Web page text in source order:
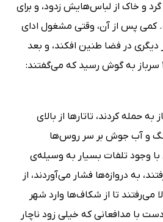
و خاک از لباس‌هایش زدود، و براى
کمى پس از آن، وقتى مشغول اداى
دیگرى در فضا طنین افکند، و بعد
صدایى مانند فریاد 100000 سرباز به گوش رسید که مى‌گفتند:
حمله کردند، تاتارها از بالاى
و آب جوش بر سر روس‌ها
وجود تلفات بسیار به وسیله‌ى
به دروازه‌ها فشار مى‌آوردند، از
مى‌رفتند تا از شکاف‌ها وارد شهر
با مدافعانى که خیلى زود ناچار